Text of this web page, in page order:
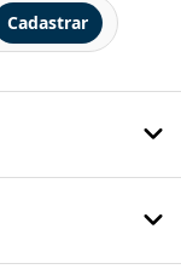
Cadastrar